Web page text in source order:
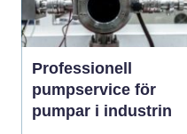
Professionell
pumpservice för
pumpar i industrin